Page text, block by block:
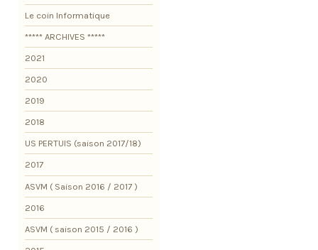
Le coin Informatique
***** ARCHIVES *****
2021
2020
2019
2018
US PERTUIS (saison 2017/18)
2017
ASVM ( Saison 2016 / 2017 )
2016
ASVM ( saison 2015 / 2016 )